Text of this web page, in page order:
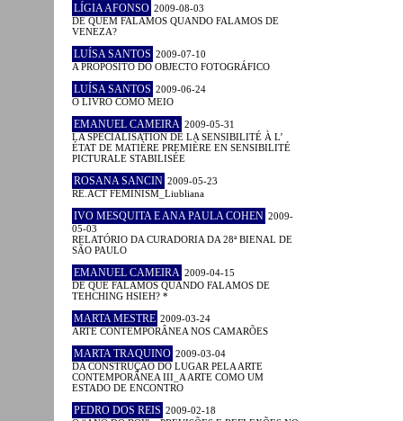
LÍGIA AFONSO 2009-08-03
DE QUEM FALAMOS QUANDO FALAMOS DE
VENEZA?
LUÍSA SANTOS 2009-07-10
A PROPÓSITO DO OBJECTO FOTOGRÁFICO
LUÍSA SANTOS 2009-06-24
O LIVRO COMO MEIO
EMANUEL CAMEIRA 2009-05-31
LA SPÉCIALISATION DE LA SENSIBILITÉ À L’
ÉTAT DE MATIÈRE PREMIÈRE EN SENSIBILITÉ
PICTURALE STABILISÉE
ROSANA SANCIN 2009-05-23
RE.ACT FEMINISM_Liubliana
IVO MESQUITA E ANA PAULA COHEN 2009-
05-03
RELATÓRIO DA CURADORIA DA 28ª BIENAL DE
SÃO PAULO
EMANUEL CAMEIRA 2009-04-15
DE QUE FALAMOS QUANDO FALAMOS DE
TEHCHING HSIEH? *
MARTA MESTRE 2009-03-24
ARTE CONTEMPORÂNEA NOS CAMARÕES
MARTA TRAQUINO 2009-03-04
DA CONSTRUÇÃO DO LUGAR PELA ARTE
CONTEMPORÂNEA III_A ARTE COMO UM
ESTADO DE ENCONTRO
PEDRO DOS REIS 2009-02-18